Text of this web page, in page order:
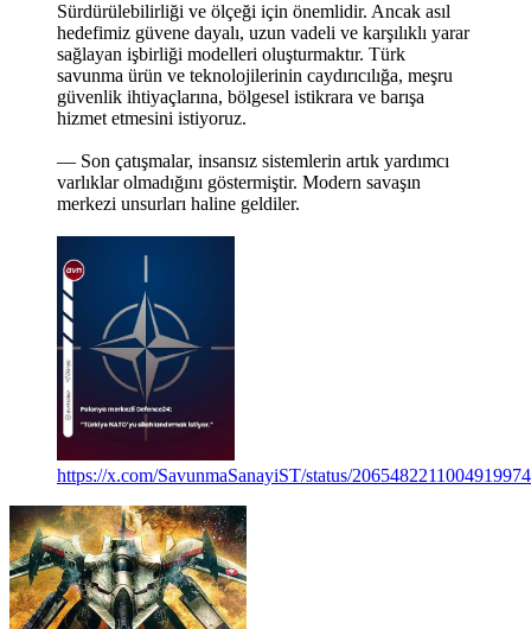
Sürdürülebilirliği ve ölçeği için önemlidir. Ancak asıl
hedefimiz güvene dayalı, uzun vadeli ve karşılıklı yarar
sağlayan işbirliği modelleri oluşturmaktır. Türk
savunma ürün ve teknolojilerinin caydırıcılığa, meşru
güvenlik ihtiyaçlarına, bölgesel istikrara ve barışa
hizmet etmesini istiyoruz.
— Son çatışmalar, insansız sistemlerin artık yardımcı
varlıklar olmadığını göstermiştir. Modern savaşın
merkezi unsurları haline geldiler.
https://x.com/SavunmaSanayiST/status/2065482211004919974